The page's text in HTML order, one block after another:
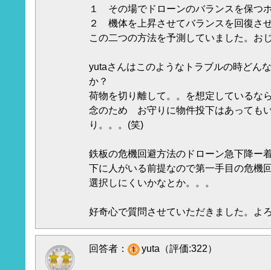
１ その場でドローンのバランスを保つ
２ 機体を上昇させてバランスを回復
この二つの方法を予測していました。お
yutaさんはこのようなトラブルの時どん
か？
荷物を切り離して。。を想定しているな
念のため お守りに物件投下はあっても
り。。。(笑)
鉄板の危機回避方法のドローン急下降ー
下に人がいる前提なので第一手目の危機
選択しにくいかなとか。。。
好奇心で質問させていただきました。よ
回答者： yuta（評価:322）